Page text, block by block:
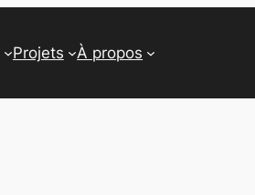
Projets À propos